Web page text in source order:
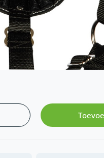
Full